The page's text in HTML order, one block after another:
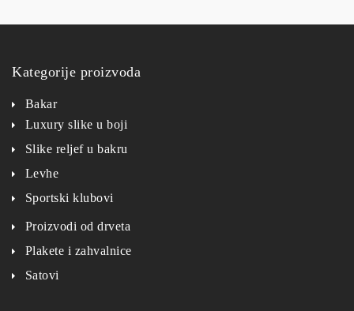
Kategorije proizvoda
Bakar
Luxury slike u boji
Slike reljef u bakru
Levhe
Sportski klubovi
Proizvodi od drveta
Plakete i zahvalnice
Satovi